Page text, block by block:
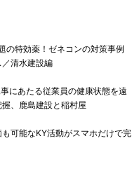
の特効薬！ゼネコンの対策事例
清水建設編
にあたる従業員の健康状態を遠
、鹿島建設と稲村屋
可能なKY活動がスマホだけで完